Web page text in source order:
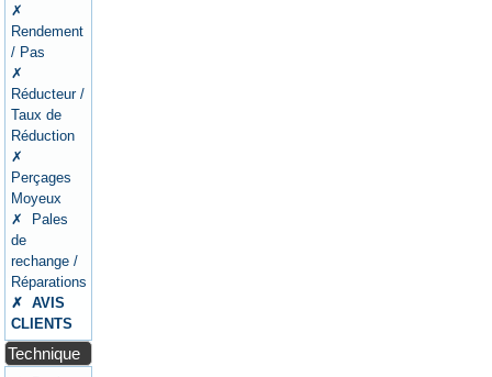
✗
Rendement
/ Pas
✗
Réducteur /
Taux de
Réduction
✗
Perçages
Moyeux
✗ Pales
de
rechange /
Réparations
✗ AVIS
CLIENTS
Technique